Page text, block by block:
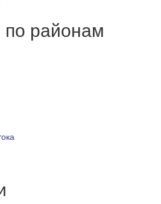
по районам